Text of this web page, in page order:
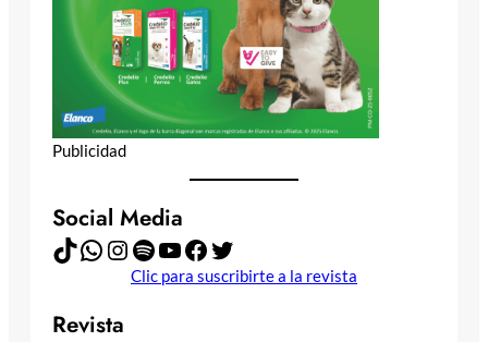
Publicidad
Social Media
TikTok WhatsApp Instagram Spotify YouTube Facebook Twitter
Clic para suscribirte a la revista
Revista